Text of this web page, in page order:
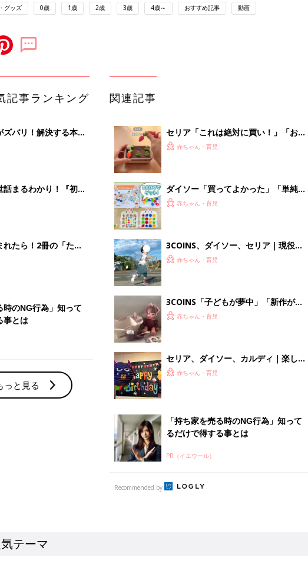
グッズ 0歳 1歳 2歳 3歳 4歳～ おすすめ記事 動画
記事ランキング
ズバリ！解決する本
夏号』 4カ月～2才
まるわかり！『初め
夏号』〈巻頭大特
たら！2冊の「たま
時のNG行為」知って
事とは
っと見る
関連記事
セリア「これは絶対に買い！」「お出
かけ中の時間稼ぎにも◎」大人気のお
赤ちゃん・育児
ダイソー「買ってよかった」「単純ル
ールでおもしろい」寒い日に家族で楽
赤ちゃん・育児
3COINS、ダイソー、セリア｜現役保
育士もおすすめ！外遊びがもっと楽し
赤ちゃん・育児
3COINS「子どもが夢中」「新作が早
くも品薄!?」話題のおもちゃ5選
赤ちゃん・育児
セリア、ダイソー、カルディ｜楽しく
遊びながら知育も⁉現役保育士もおす
赤ちゃん・育児
「持ち家を売る時のNG行為」知って
るだけで得する事とは
PR（イエウール）
Recommended by
テーマ